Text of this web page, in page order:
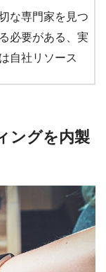
な専門家を見つ
必要がある、実
自社リソース
ングを内製